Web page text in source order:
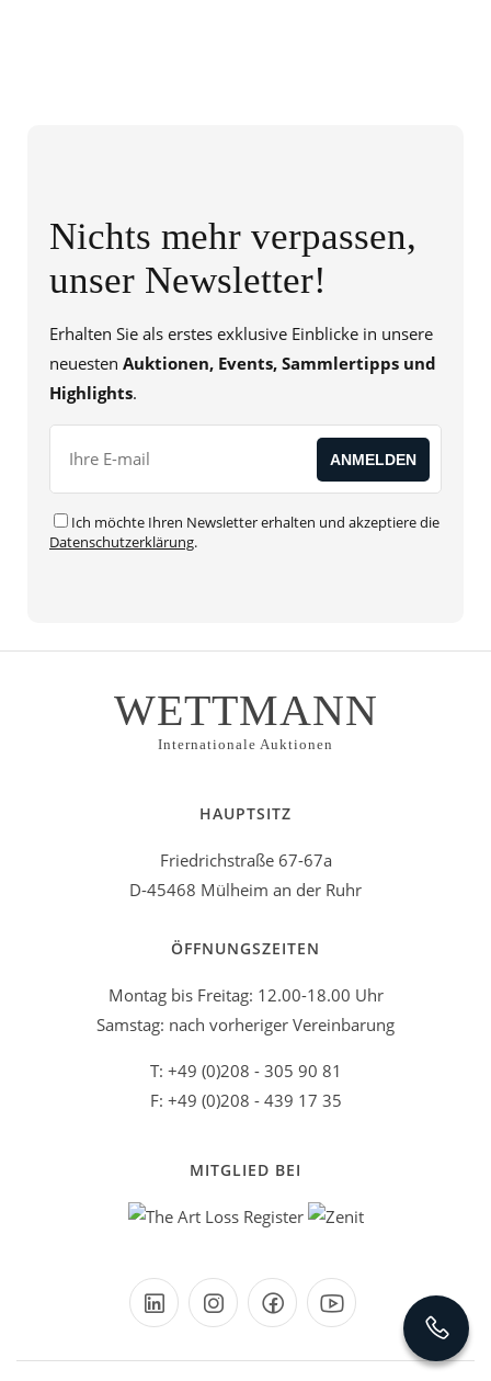
Nichts mehr verpassen,
unser Newsletter!
Erhalten Sie als erstes exklusive Einblicke in unsere
neuesten Auktionen, Events, Sammlertipps und
Highlights.
Ich möchte Ihren Newsletter erhalten und akzeptiere die
Datenschutzerklärung.
WETTMANN
Internationale Auktionen
HAUPTSITZ
Friedrichstraße 67-67a
D-45468 Mülheim an der Ruhr
ÖFFNUNGSZEITEN
Montag bis Freitag: 12.00-18.00 Uhr
Samstag: nach vorheriger Vereinbarung
T: +49 (0)208 - 305 90 81
F: +49 (0)208 - 439 17 35
MITGLIED BEI